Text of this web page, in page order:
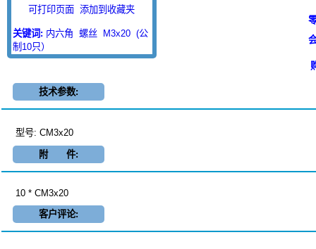
可打印页面
添加到收藏夹
关键词: 内六角 螺丝 M3x20 (公
制10只）
技术参数:
型号: CM3x20
附 件:
10 * CM3x20
客户评论: